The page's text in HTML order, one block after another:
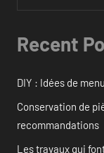
Recent
DIY : Idées de
Conservation de
recommandations
Les travaux qui